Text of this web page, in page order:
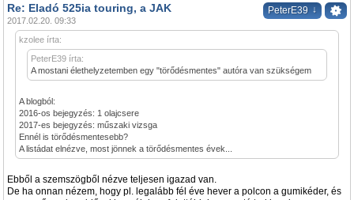
PeterE39 ↓
Re: Eladó 525ia touring, a JAK
2017.02.20. 09:33
kzolee írta:
PeterE39 írta:
A mostani élethelyzetemben egy "törődésmentes" autóra van szükségem
A blogból:
2016-os bejegyzés: 1 olajcsere
2017-es bejegyzés: műszaki vizsga
Ennél is törődésmentesebb?
A listádat elnézve, most jönnek a törődésmentes évek...
Ebből a szemszögből nézve teljesen igazad van.
De ha onnan nézem, hogy pl. legalább fél éve hever a polcon a gumikéder, és